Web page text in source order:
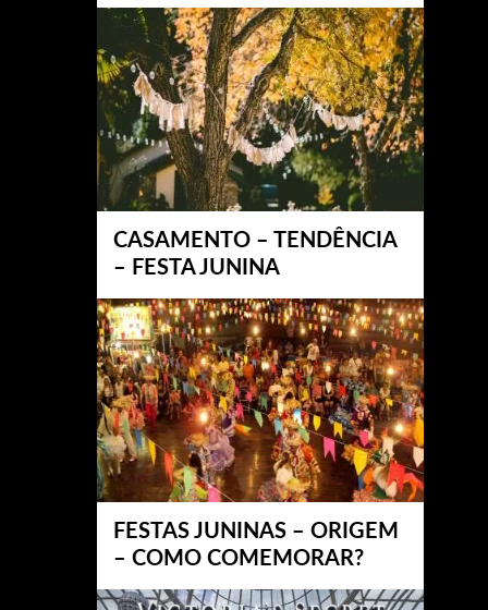
CASAMENTO – TENDÊNCIA
– FESTA JUNINA
FESTAS JUNINAS – ORIGEM
– COMO COMEMORAR?